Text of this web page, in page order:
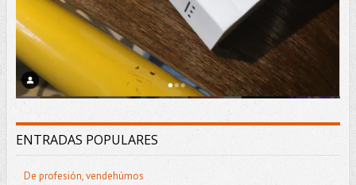
ENTRADAS POPULARES
De profesión, vendehúmos